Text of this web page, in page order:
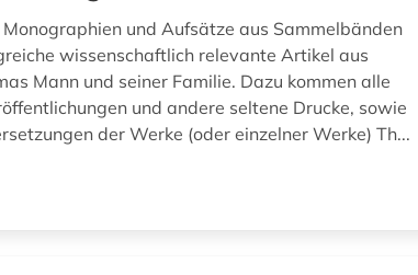
und Aufsätze aus Sammelbänden
wissenschaftlich relevante Artikel aus
Mann und seiner Familie. Dazu kommen alle
und andere seltene Drucke, sowie
der Werke (oder einzelner Werke) Th...